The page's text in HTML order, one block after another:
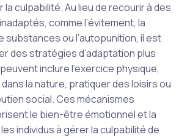
culpabilité. Au lieu de recourir à des
comme l’évitement, la
substances ou l’autopunition, il est
des stratégies d’adaptation plus
inclure l’exercice physique,
la nature, pratiquer des loisirs ou
social. Ces mécanismes
le bien-être émotionnel et la
individus à gérer la culpabilité de